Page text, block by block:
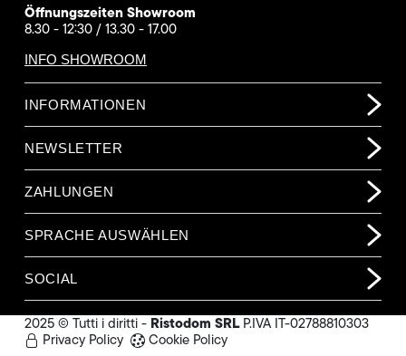
Öffnungszeiten Showroom
8.30 - 12:30 / 13.30 - 17.00
INFO SHOWROOM
INFORMATIONEN
NEWSLETTER
ZAHLUNGEN
SPRACHE AUSWÄHLEN
SOCIAL
2025 © Tutti i diritti - Ristodom SRLP.IVA IT-02788810303
Privacy Policy
Cookie Policy